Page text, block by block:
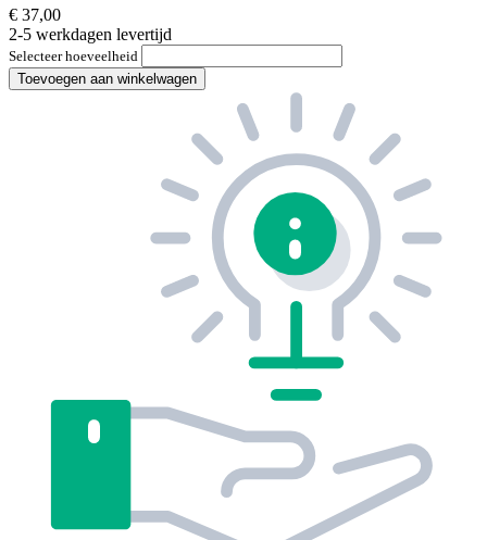
€ 37,00
2-5 werkdagen levertijd
Selecteer hoeveelheid
Toevoegen aan winkelwagen